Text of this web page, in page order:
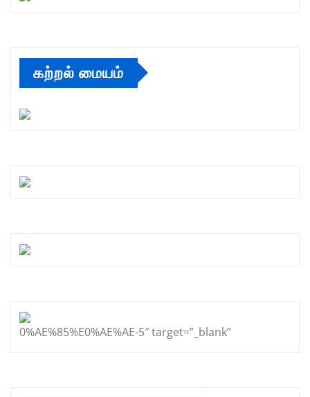
கற்றல் மையம்
0%AE%85%E0%AE%AE-5″ target=”_blank”